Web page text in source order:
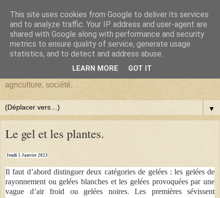
BlogHardi
Vous êtes sur BlogHardi, vous y trouverez les réflexions d'un
agriculture, société.
▼
Le gel et les plantes.
Jeudi 5 Janvier 2023
Il faut d’abord distinguer deux catégories de gelées : les gelées de
rayonnement ou gelées blanches et les gelées provoquées par une
vague d’air froid ou gelées noires. Les premières sévissent
This site uses cookies from Google to deliver its services
and to analyze traffic. Your IP address and user-agent are
shared with Google along with performance and security
metrics to ensure quality of service, generate usage
statistics, and to detect and address abuse.
LEARN MORE GOT IT